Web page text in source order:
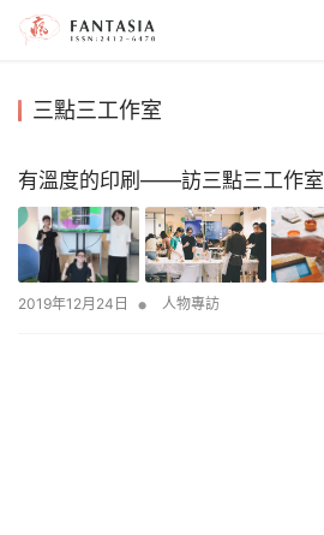
三點三工作室
有溫度的印刷——訪三點三工作室
2019年12月24日 • 人物專訪